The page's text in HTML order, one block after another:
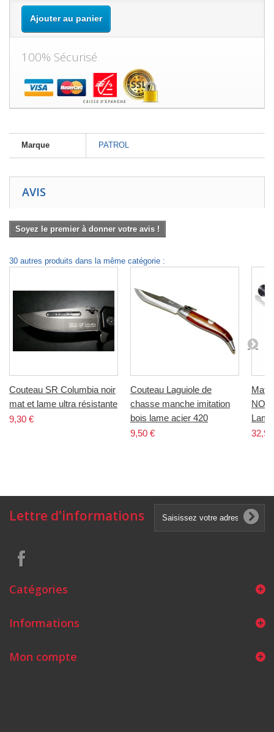
Ajouter au panier
100% Sécurisé
Marque PATROL
AVIS
Soyez le premier à donner votre avis !
30 autres produits dans la même catégorie :
Couteau SR Columbia noir
mat et lame ultra résistante
9,30 €
Couteau Laguiole de
chasse manche imitation
bois lame acier 420
9,50 €
Lettre d'informations
Catégories
Informations
Mon compte